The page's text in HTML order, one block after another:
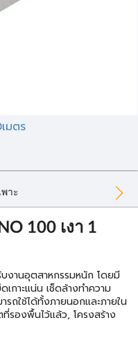
มตร
าะ
100 เงา 1
งานอุตสาหกรรมหนัก โดยมี
กาะแน่น เช็ดล้างทำความ
รถใช้ได้ทั้งภายนอกและภายใน
ที่รองพื้นไว้แล้ว, โครงสร้าง